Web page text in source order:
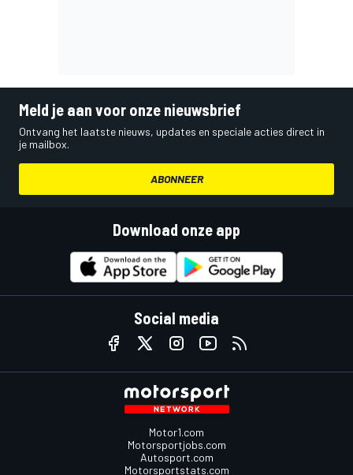
Meld je aan voor onze nieuwsbrief
Ontvang het laatste nieuws, updates en speciale acties direct in
je mailbox.
ABONNEER
Download onze app
Social media
Motor1.com
Motorsportjobs.com
Autosport.com
Motorsportstats.com